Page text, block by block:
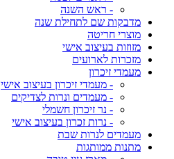
- ראש השנה
מדבקות שם לתחילת שנה
מוצרי חריטה
מזוזות בעיצוב אישי
מזכרות לארועים
מעמדי זיכרון
- מעמדי זיכרון בעיצוב אישי
- מעמדים ונרות לצדיקים
- נר זיכרון חשמלי
- נרות זכרון בעיצוב אישי
מעמדים לנרות שבת
מתנות ממותגות